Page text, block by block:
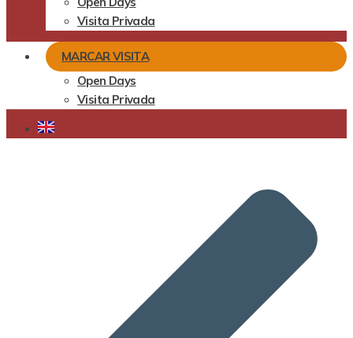
Visita Privada
MARCAR VISITA
Open Days
Visita Privada